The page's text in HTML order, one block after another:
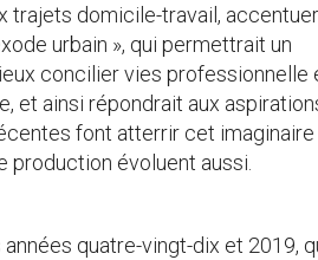
trajets domicile-travail,
urbain », qui permettrait un
concilier vies professionnelle
et ainsi répondrait aux
font atterrir cet imaginaire
production évoluent aussi.
quatre-vingt-dix et 2019,